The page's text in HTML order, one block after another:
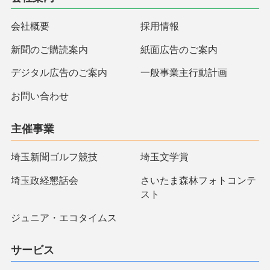
会社概要 採用情報
新聞のご購読案内 紙面広告のご案内
デジタル広告のご案内 一般事業主行動計画
お問い合わせ
主催事業
埼玉新聞ゴルフ競技 埼玉文学賞
埼玉政経懇話会
さいたま森林フォトコンテ
スト
ジュニア・エコタイムス
サービス